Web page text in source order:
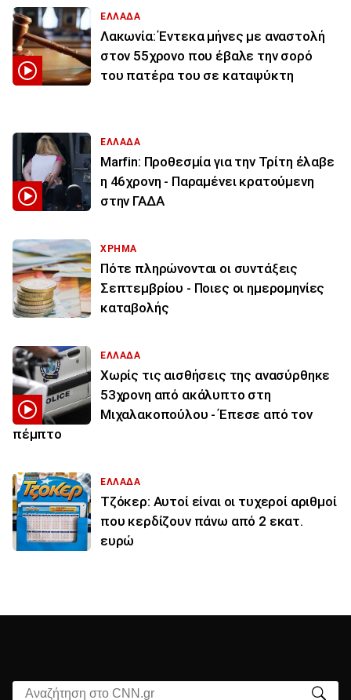
ΕΛΛΑΔΑ
Λακωνία: Έντεκα μήνες με αναστολή
στον 55χρονο που έβαλε την σορό
του πατέρα του σε καταψύκτη
ΕΛΛΑΔΑ
Marfin: Προθεσμία για την Τρίτη έλαβε
η 46χρονη - Παραμένει κρατούμενη
στην ΓΑΔΑ
ΧΡΗΜΑ
Πότε πληρώνονται οι συντάξεις
Σεπτεμβρίου - Ποιες οι ημερομηνίες
καταβολής
ΕΛΛΑΔΑ
Χωρίς τις αισθήσεις της ανασύρθηκε
53χρονη από ακάλυπτο στη
Μιχαλακοπούλου - Έπεσε από τον
πέμπτο
ΕΛΛΑΔΑ
Τζόκερ: Αυτοί είναι οι τυχεροί αριθμοί
που κερδίζουν πάνω από 2 εκατ.
ευρώ
Αναζήτηση στο CNN.gr